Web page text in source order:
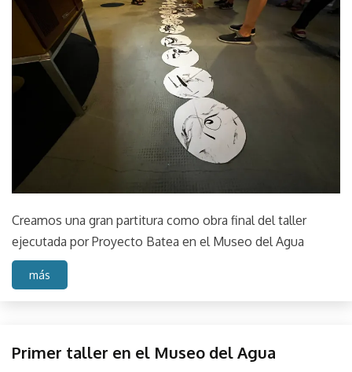
Museo
del
Agua
Taller
Creamos una gran partitura como obra final del taller
ejecutada por Proyecto Batea en el Museo del Agua
más
Museo
del
Primer taller en el Museo del Agua